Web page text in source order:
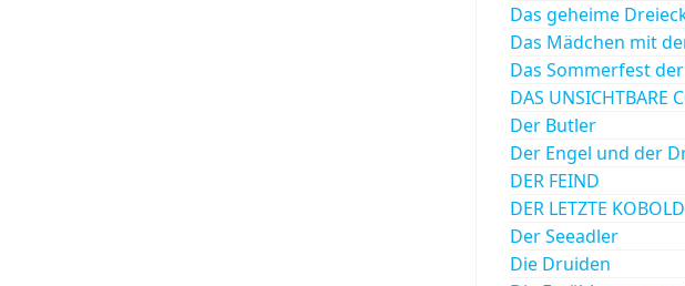
Das geheime
Das Mädchen mit
Das Sommerfest
DAS UNSICHTBARE
Der Butler
Der Engel und der
DER FEIND
DER LETZTE KOBOLD
Der Seeadler
Die Druiden